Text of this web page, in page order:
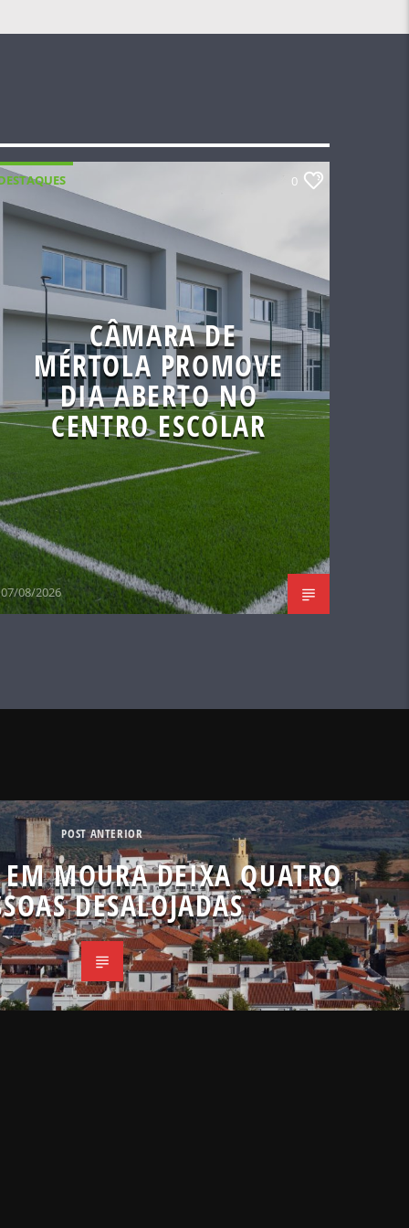
0
CÂMARA DE
MÉRTOLA PROMOVE
DIA ABERTO NO
CENTRO ESCOLAR
07/08/2026
POST ANTERIOR
MOURA DEIXA QUATRO
DESALOJADAS